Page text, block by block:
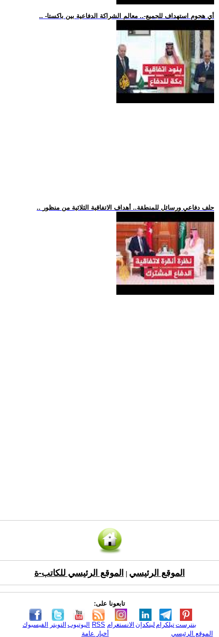
.. -أي هجوم استهداف للجميع-.. معالم الشراكة الدفاعية بين باكستا
.. حلف دفاعي ورسائل للمنطقة.. أهداف الاتفاقية الثلاثية من منظور
الموقع الرئيسي الموقع الرئيسي للكاتب-ة
تابعونا على:
الفيسبوك التويتر اليوتيوب RSS الانستغرام لينكدإن تيلكرامبنترست
الموقع الرئيسي
أخبار عامة